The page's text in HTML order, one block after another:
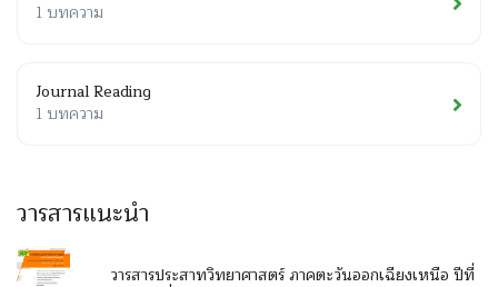
1 บทความ
Journal Reading
1 บทความ
วารสารแนะนำ
วารสารประสาทวิทยาศาสตร์ ภาคตะวันออกเฉียงเหนือ ปีที่